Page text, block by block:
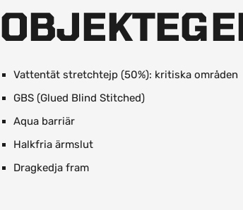
Vattentät stretchtejp (50%): kritiska områden
GBS (Glued Blind Stitched)
Aqua barriär
Halkfria ärmslut
Dragkedja fram